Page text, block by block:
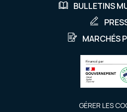
BULLETINS
MARCHÉS
GÉRER LES